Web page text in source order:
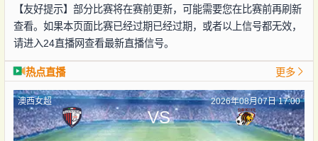
【友好提示】部分比赛将在赛前更新，可能需要您在比赛前再刷新
查看。如果本页面比赛已经过期已经过期，或者以上信号都无效，
请进入24直播网查看最新直播信号。
热点直播 更多
澳西女超 2026年08月07日 17:00
VS